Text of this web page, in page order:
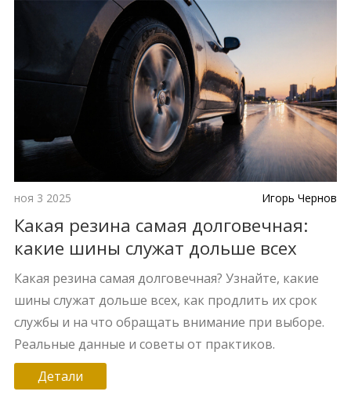
ноя 3 2025 Игорь Чернов
Какая резина самая долговечная:
какие шины служат дольше всех
Какая резина самая долговечная? Узнайте, какие
шины служат дольше всех, как продлить их срок
службы и на что обращать внимание при выборе.
Реальные данные и советы от практиков.
Детали